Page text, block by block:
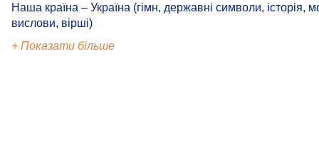
Наша країна – Україна (гімн, державні символи, історія,
вислови, вірші)
+ Показати більше